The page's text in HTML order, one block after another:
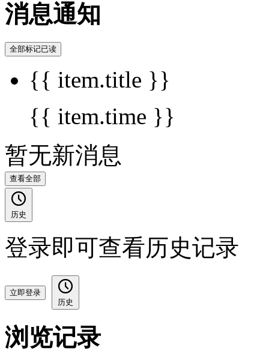
消息通知
全部标记已读
{{ item.title }}
{{ item.time }}
暂无新消息
查看全部
历史
登录即可查看历史记录
立即登录
历史
浏览记录